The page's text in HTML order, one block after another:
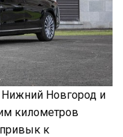
Новгород и
километров
к